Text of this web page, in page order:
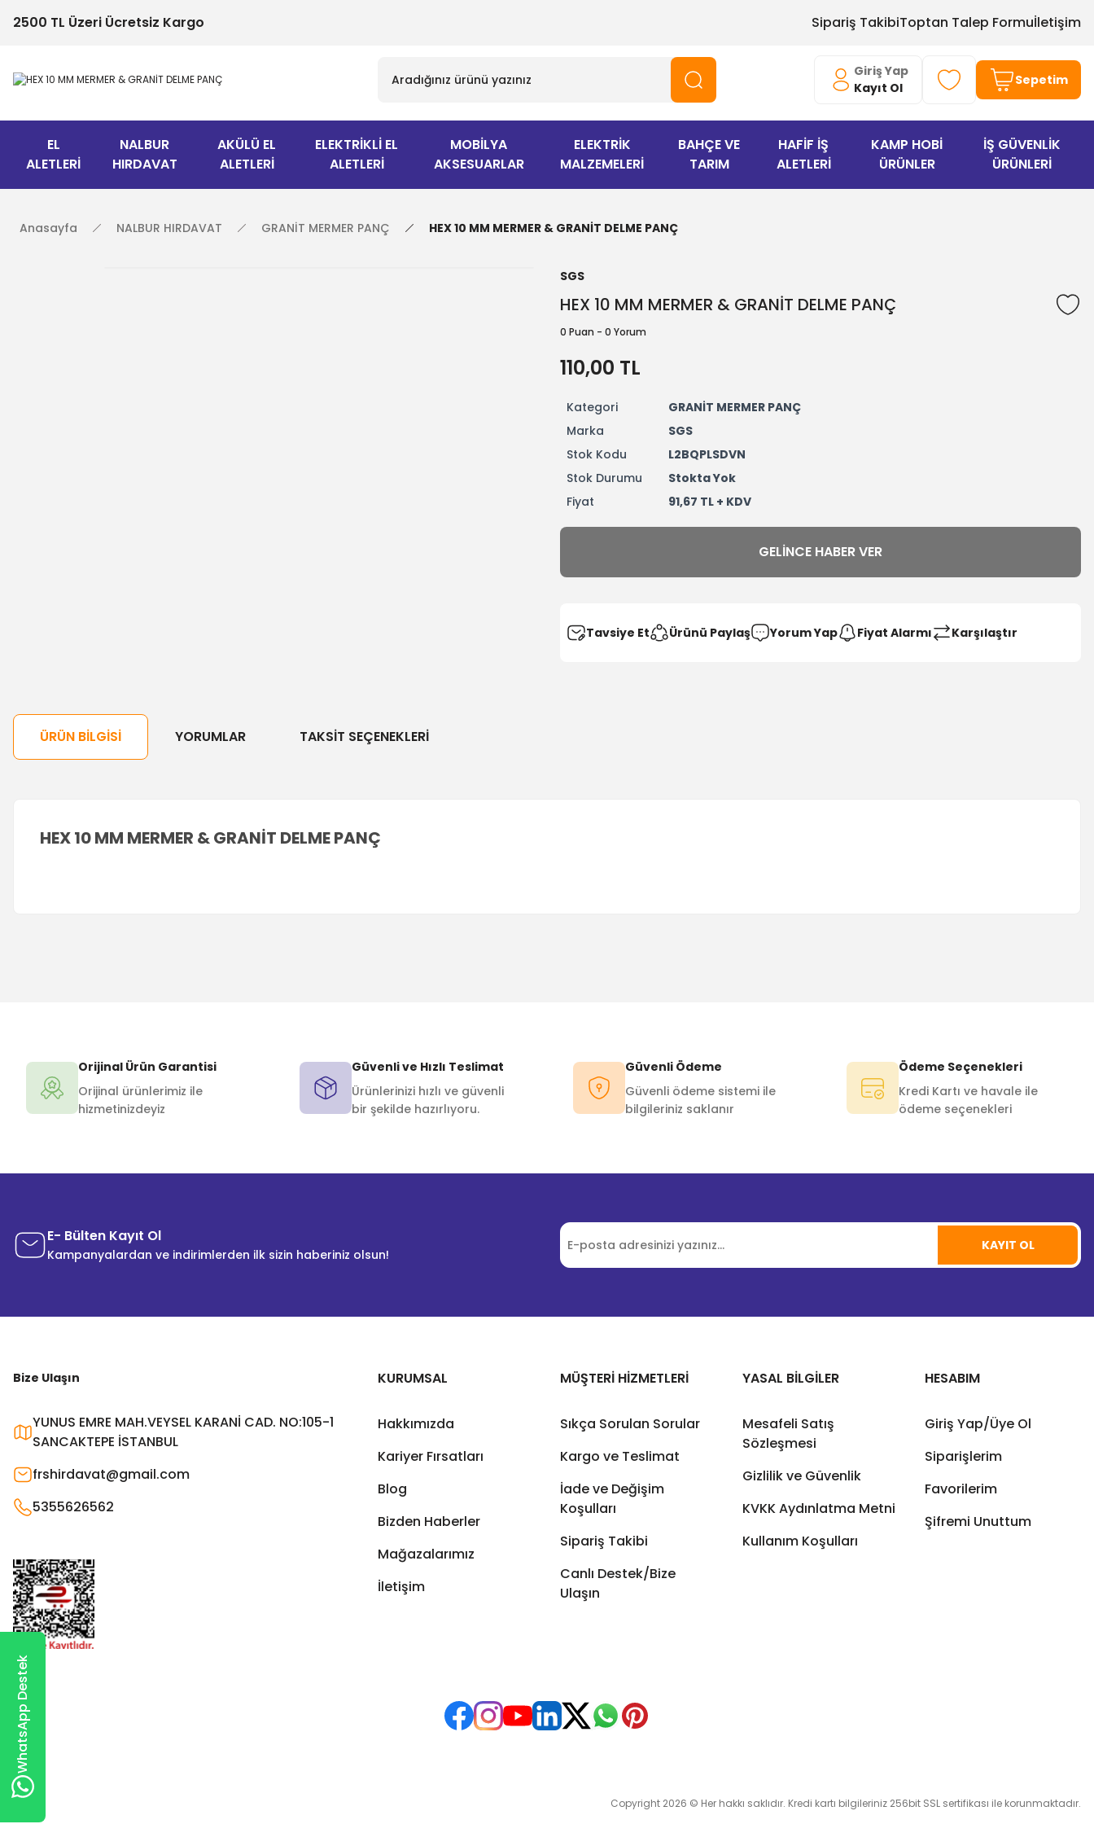
2500 TL Üzeri Ücretsiz Kargo Sipariş TakibiToptan Talep Formuİletişim
Giriş Yap
Kayıt Ol
Sepetim
EL
ALETLERİ
NALBUR
HIRDAVAT
AKÜLÜ EL
ALETLERİ
ELEKTRİKLİ EL
ALETLERİ
MOBİLYA
AKSESUARLAR
ELEKTRİK
MALZEMELERİ
BAHÇE VE
TARIM
HAFİF İŞ
ALETLERİ
KAMP HOBİ
ÜRÜNLER
İŞ GÜVENLİK
ÜRÜNLERİ
Anasayfa NALBUR HIRDAVAT GRANİT MERMER PANÇ HEX 10 MM MERMER & GRANİT DELME PANÇ
SGS
HEX 10 MM MERMER & GRANİT DELME PANÇ
0 Puan - 0 Yorum
110,00 TL
Kategori
GRANİT MERMER PANÇ
Marka
SGS
Stok Kodu
L2BQPLSDVN
Stok Durumu
Stokta Yok
Fiyat
91,67 TL + KDV
GELINCE HABER VER
Tavsiye Et Ürünü Paylaş Yorum Yap Fiyat Alarmı Karşılaştır
ÜRÜN BILGISI YORUMLAR TAKSIT SEÇENEKLERI
HEX 10 MM MERMER & GRANİT DELME PANÇ
Yorum Yaz
Orijinal Ürün Garantisi
Orijinal ürünlerimiz ile
hizmetinizdeyiz
Güvenli ve Hızlı Teslimat
Ürünlerinizi hızlı ve güvenli
bir şekilde hazırlıyoru.
Güvenli Ödeme
Güvenli ödeme sistemi ile
bilgileriniz saklanır
Ödeme Seçenekleri
Kredi Kartı ve havale ile
ödeme seçenekleri
E- Bülten Kayıt Ol
Kampanyalardan ve indirimlerden ilk sizin haberiniz olsun!
KAYIT OL
Bize Ulaşın
YUNUS EMRE MAH.VEYSEL KARANİ CAD. NO:105-1
SANCAKTEPE İSTANBUL
frshirdavat@gmail.com
5355626562
KURUMSAL
Hakkımızda
Kariyer Fırsatları
Blog
Bizden Haberler
Mağazalarımız
İletişim
MÜŞTERİ HİZMETLERİ
Sıkça Sorulan Sorular
Kargo ve Teslimat
İade ve Değişim
Koşulları
Sipariş Takibi
Canlı Destek/Bize
Ulaşın
YASAL BİLGİLER
Mesafeli Satış
Sözleşmesi
Gizlilik ve Güvenlik
KVKK Aydınlatma Metni
Kullanım Koşulları
HESABIM
Giriş Yap/Üye Ol
Siparişlerim
Favorilerim
Şifremi Unuttum
Copyright 2026 © Her hakkı saklıdır. Kredi kartı bilgileriniz 256bit SSL sertifikası ile korunmaktadır.
WhatsApp Destek